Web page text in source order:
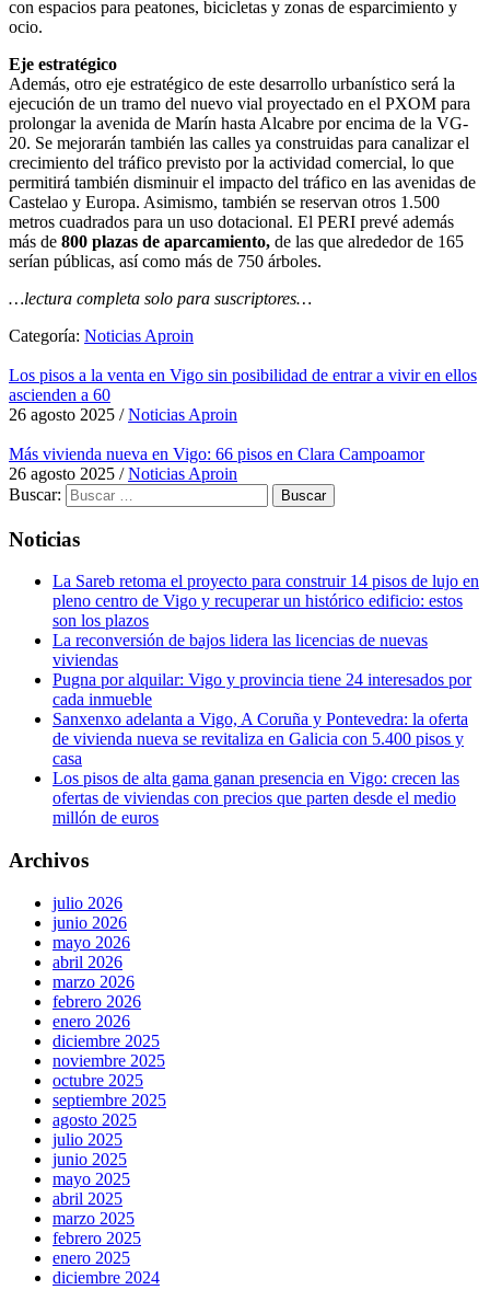
con espacios para peatones, bicicletas y zonas de esparcimiento y
ocio.
Eje estratégico
Además, otro eje estratégico de este desarrollo urbanístico será la
ejecución de un tramo del nuevo vial proyectado en el PXOM para
prolongar la avenida de Marín hasta Alcabre por encima de la VG-
20. Se mejorarán también las calles ya construidas para canalizar el
crecimiento del tráfico previsto por la actividad comercial, lo que
permitirá también disminuir el impacto del tráfico en las avenidas de
Castelao y Europa. Asimismo, también se reservan otros 1.500
metros cuadrados para un uso dotacional. El PERI prevé además
más de 800 plazas de aparcamiento, de las que alrededor de 165
serían públicas, así como más de 750 árboles.
…lectura completa solo para suscriptores…
Categoría: Noticias Aproin
Los pisos a la venta en Vigo sin posibilidad de entrar a vivir en ellos
ascienden a 60
26 agosto 2025 /Noticias Aproin
Más vivienda nueva en Vigo: 66 pisos en Clara Campoamor
26 agosto 2025 /Noticias Aproin
Buscar:
Noticias
La Sareb retoma el proyecto para construir 14 pisos de lujo en
pleno centro de Vigo y recuperar un histórico edificio: estos
son los plazos
La reconversión de bajos lidera las licencias de nuevas
viviendas
Pugna por alquilar: Vigo y provincia tiene 24 interesados por
cada inmueble
Sanxenxo adelanta a Vigo, A Coruña y Pontevedra: la oferta
de vivienda nueva se revitaliza en Galicia con 5.400 pisos y
casa
Los pisos de alta gama ganan presencia en Vigo: crecen las
ofertas de viviendas con precios que parten desde el medio
millón de euros
Archivos
julio 2026
junio 2026
mayo 2026
abril 2026
marzo 2026
febrero 2026
enero 2026
diciembre 2025
noviembre 2025
octubre 2025
septiembre 2025
agosto 2025
julio 2025
junio 2025
mayo 2025
abril 2025
marzo 2025
febrero 2025
enero 2025
diciembre 2024